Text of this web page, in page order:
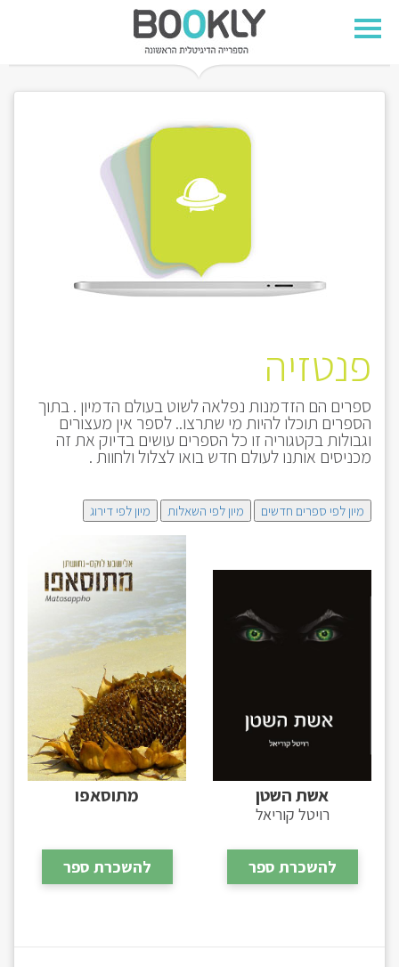
פנטזיה
ספרים הם הזדמנות נפלאה לשוט בעולם הדמיון . בתוך
הספרים תוכלו להיות מי שתרצו.. לספר אין מעצורים
וגבולות בקטגוריה זו כל הספרים עושים בדיוק את זה
מכניסים אותנו לעולם חדש בואו לצלול ולחוות .
מיון לפי ספרים חדשים מיון לפי השאלות מיון לפי דירוג
אשת השטן
רויטל קוריאל
להשכרת ספר
מתוסאפו
להשכרת ספר